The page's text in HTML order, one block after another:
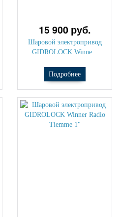
15 900 руб.
Шаровой электропривод
GIDROLOCK Winne...
Подробнее